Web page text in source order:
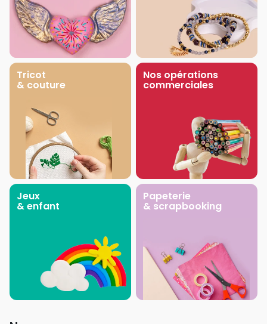
Tricot
& couture
Nos opérations
commerciales
Jeux
& enfant
Papeterie
& scrapbooking